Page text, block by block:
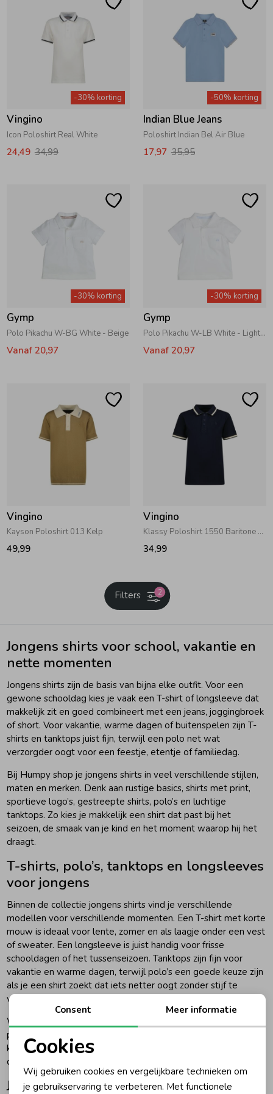
Zwemkleding
Overhemden
Boxpakjes
Rompers
Regenkleding &-laarzen
Kledingaccessoires
Zwemkleding
Overhemden
Rokken & Skorts
Jumpsuits
Blazers & Gilets
Boxpakjes
Regenkleding &-laarzen
Beenmode
Winteraccessoires
Cadeaubonnen
Kledingaccessoires
Babyaccessoires
Beenmode
Winteraccessoires
Winterjassen
Zwemvesten & Zwembandjes
Winterjassen
-30% korting
Vingino
Icon Poloshirt Real White
24,49 34,99
-50% korting
Indian Blue Jeans
Poloshirt Indian Bel Air Blue
17,97 35,95
-30% korting
Gymp
Polo Pikachu W-BG White - Beige
Vanaf 20,97
-30% korting
Gymp
Polo Pikachu W-LB White - Light Blue
Vanaf 20,97
Vingino
Kayson Poloshirt 013 Kelp
49,99
Vingino
Klassy Poloshirt 1550 Baritone Blue
34,99
2
Filters
Jongens shirts voor school, vakantie en
nette momenten
Jongens shirts zijn de basis van bijna elke outfit. Voor een
gewone schooldag kies je vaak een T-shirt of longsleeve dat
makkelijk zit en goed combineert met een jeans, joggingbroek
of short. Voor vakantie, warme dagen of buitenspelen zijn T-
shirts en tanktops juist fijn, terwijl een polo net wat
verzorgder oogt voor een feestje, etentje of familiedag.
Bij Humpy shop je jongens shirts in veel verschillende stijlen,
maten en merken. Denk aan rustige basics, shirts met print,
sportieve logo’s, gestreepte shirts, polo’s en luchtige
tanktops. Zo kies je makkelijk een shirt dat past bij het
seizoen, de smaak van je kind en het moment waarop hij het
draagt.
T-shirts, polo’s, tanktops en longsleeves
voor jongens
Binnen de collectie jongens shirts vind je verschillende
modellen voor verschillende momenten. Een T-shirt met korte
mouw is ideaal voor lente, zomer en als laagje onder een vest
of sweater. Een longsleeve is juist handig voor frisse
schooldagen of het tussenseizoen. Tanktops zijn fijn voor
vakantie en warme dagen, terwijl polo’s een goede keuze zijn
als je een shirt zoekt dat iets netter oogt zonder stijf te
voelen.
We adviseren om altijd een mix in de kast te hebben. Een
paar rustige shirts zijn handig als basis, terwijl shirts met print,
kleur of logo een outfit meer karakter geven. Zo kun je snel
combineren zonder dat elke look hetzelfde wordt.
Jongens shirts van populaire
Noodzakelijke cookies
Personalisatie cookies
Consent Meer informatie
Cookies
Wij gebruiken cookies en vergelijkbare technieken om
je gebruikservaring te verbeteren. Met functionele